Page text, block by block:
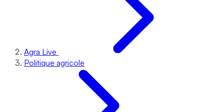
Agra Live
Politique agricole